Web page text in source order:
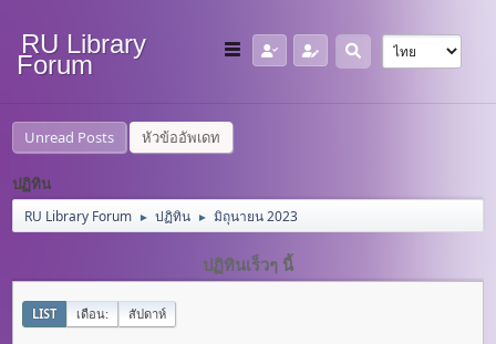
RU Library
Forum
Unread Posts หัวข้ออัพเดท
ปฏิทิน
RU Library Forum ► ปฏิทิน ► มิถุนายน 2023
ปฏิทินเร็วๆ นี้
LIST เดือน: สัปดาห์